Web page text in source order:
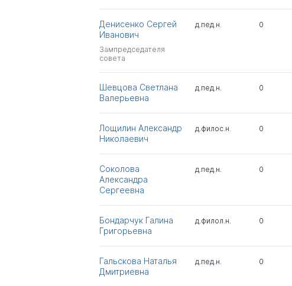
Денисенко Сергей
Иванович
Зампредседателя
совета
д.пед.н. 0
Шевцова Светлана
Валерьевна
д.пед.н. 0
Лощилин Александр
Николаевич
д.филос.н. 0
Соколова
Александра
Сергеевна
д.пед.н. 0
Бондарчук Галина
Григорьевна
д.филол.н. 0
Гальскова Наталья
Дмитриевна
д.пед.н. 0